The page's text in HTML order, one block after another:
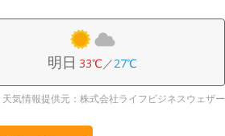
明日 33℃／27℃
天気情報提供元：株式会社ライフビジネスウェザー